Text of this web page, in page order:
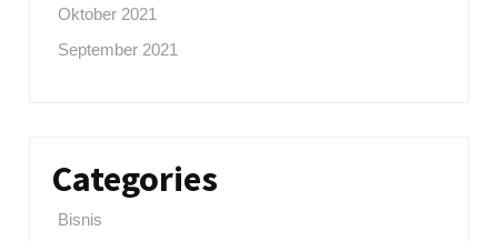
Oktober 2021
September 2021
Categories
Bisnis